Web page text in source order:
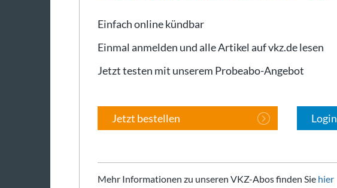
Einfach online kündbar
Einmal anmelden und alle Artikel auf vkz.de lesen
Jetzt testen mit unserem Probeabo-Angebot
Jetzt bestellen Login
Mehr Informationen zu unseren VKZ-Abos finden Sie hier